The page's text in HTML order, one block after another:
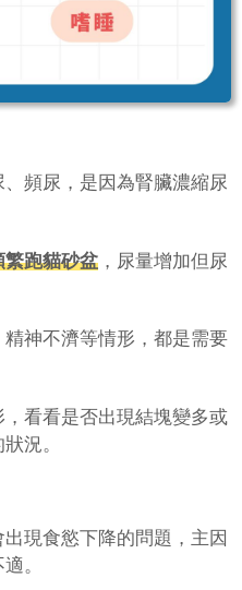
頻尿，是因為腎臟濃縮尿
繁跑貓砂盆 ，尿量增加但尿
神不濟等情形，都是需要
看看是否出現結塊變多或
況。
現食慾下降的問題，主因
。